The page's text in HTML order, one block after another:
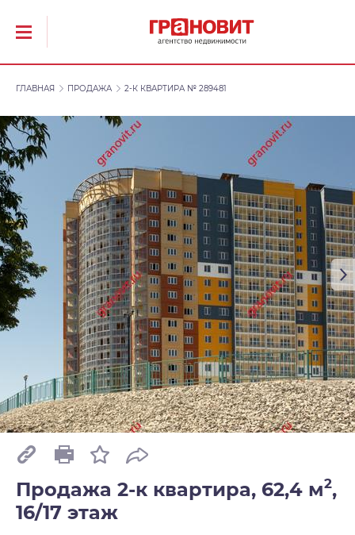
ГЛАВНАЯ ПРОДАЖА 2-К КВАРТИРА № 289481
Продажа 2-к квартира, 62,4 м2,
16/17 этаж